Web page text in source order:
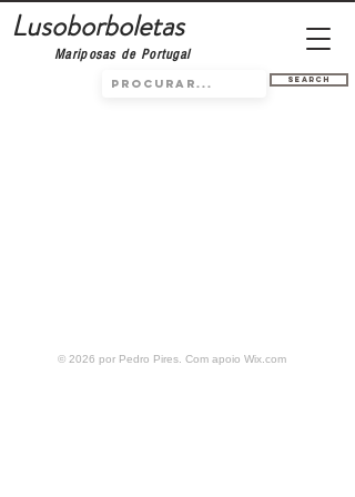
Lusoborboletas
Mariposas de Portugal
Search
© 2026 por Pedro Pires. Com apoio Wix.com